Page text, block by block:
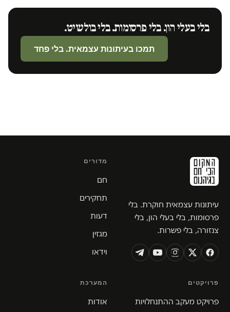
בלי בעלי הון. בלי פרסומות. בלי בולשיט.
תמכו בעיתונות עצמאית. בלי פחד
עיתונות עצמאית חוקרת. בלי
פרסומות, בלי בעלי הון, בלי
צנזורה, בלי פשרות.
מדורים
חם
תחקירים
דעות
מגזין
וידאו
פרויקטים
פרויקט מעקב ההתנחלויות
המערכת
אודות